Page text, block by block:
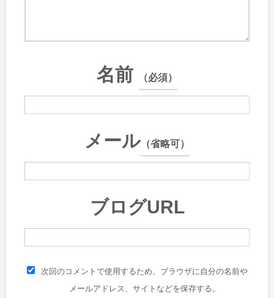
名前 （必須）
メール （省略可）
ブログURL
次回のコメントで使用するため、ブラウザに自分の名前や
メールアドレス、サイトなどを保存する。